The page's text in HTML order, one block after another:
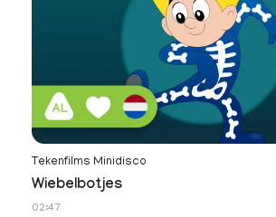
Tekenfilms Minidisco
Wiebelbotjes
02:47